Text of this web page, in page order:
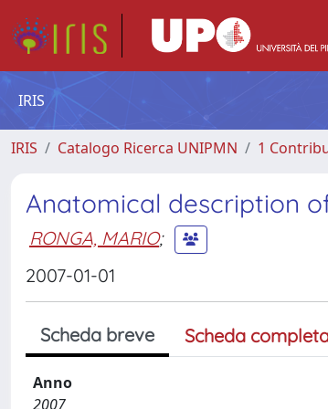
IRIS
IRIS Catalogo Ricerca UNIPMN 1
Anatomical description
RONGA, MARIO;
2007-01-01
Scheda breve Scheda
Anno
2007